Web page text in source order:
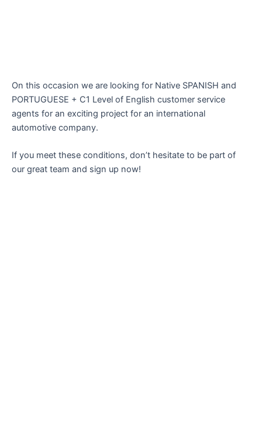
On this occasion we are looking for Native SPANISH and
PORTUGUESE + C1 Level of English customer service
agents for an exciting project for an international
automotive company.
If you meet these conditions, don’t hesitate to be part of
our great team and sign up now!